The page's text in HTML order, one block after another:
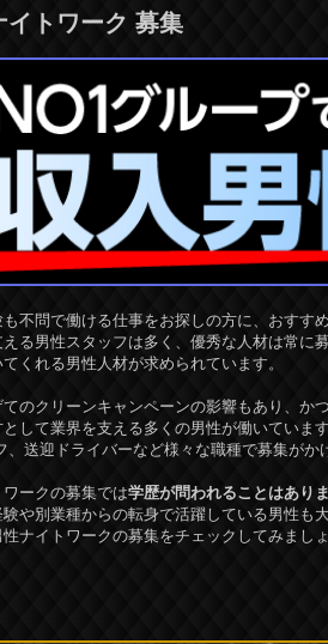
イトワーク 募集
不問で働ける仕事をお探しの方に、おすす
る男性スタッフは多く、優秀な人材は常
くれる男性人材が求められています。
のクリーンキャンペーンの影響もあり、
して業界を支える多くの男性が働いてい
、送迎ドライバーなど様々な職種で募集がか
ークの募集では学歴が問われることはありま
や別業種からの転身で活躍している男性も
ナイトワークの募集をチェックしてみましょ